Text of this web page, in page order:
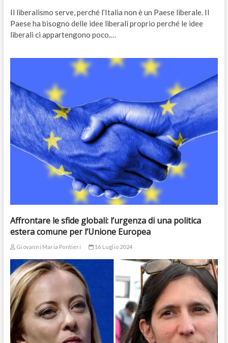
Il liberalismo serve, perché l’Italia non è un Paese liberale. Il
Paese ha bisogno delle idee liberali proprio perché le idee
liberali ci appartengono poco.…
Affrontare le sfide globali: l’urgenza di una politica
estera comune per l’Unione Europea
Giovanni Maria Pontieri 16 Luglio 2024